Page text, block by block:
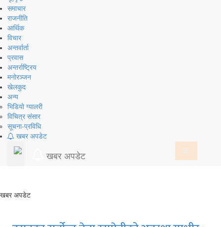
समाचार
राजनीति
आर्थिक
विचार
अन्तर्वार्ता
प्रवास
अन्तर्राष्ट्रिय
मनोरञ्जन
खेलकुद
अन्य
भिडियो ग्यालरी
विचित्र संसार
सूचना-प्रविधि
खबर अपडेट
खबर अपडेट
खबर अपडेट